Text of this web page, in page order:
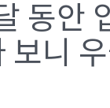
동안
보니